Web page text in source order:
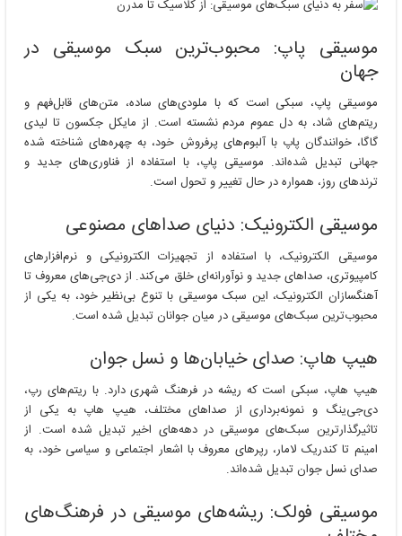
موسیقی پاپ: محبوب‌ترین سبک موسیقی در
جهان
موسیقی پاپ، سبکی است که با ملودی‌های ساده، متن‌های قابل‌فهم و
ریتم‌های شاد، به دل عموم مردم نشسته است. از مایکل جکسون تا لیدی
گاگا، خوانندگان پاپ با آلبوم‌های پرفروش خود، به چهره‌های شناخته شده
جهانی تبدیل شده‌اند. موسیقی پاپ، با استفاده از فناوری‌های جدید و
ترندهای روز، همواره در حال تغییر و تحول است.
موسیقی الکترونیک: دنیای صداهای مصنوعی
موسیقی الکترونیک، با استفاده از تجهیزات الکترونیکی و نرم‌افزارهای
کامپیوتری، صداهای جدید و نوآورانه‌ای خلق می‌کند. از دی‌جی‌های معروف تا
آهنگسازان الکترونیک، این سبک موسیقی با تنوع بی‌نظیر خود، به یکی از
محبوب‌ترین سبک‌های موسیقی در میان جوانان تبدیل شده است.
هیپ هاپ: صدای خیابان‌ها و نسل جوان
هیپ هاپ، سبکی است که ریشه در فرهنگ شهری دارد. با ریتم‌های رپ،
دی‌جی‌ینگ و نمونه‌برداری از صداهای مختلف، هیپ هاپ به یکی از
تاثیرگذارترین سبک‌های موسیقی در دهه‌های اخیر تبدیل شده است. از
امینم تا کندریک لامار، رپرهای معروف با اشعار اجتماعی و سیاسی خود، به
صدای نسل جوان تبدیل شده‌اند.
موسیقی فولک: ریشه‌های موسیقی در فرهنگ‌های